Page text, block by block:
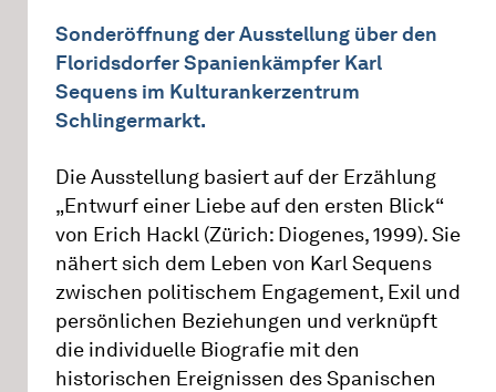
Sonderöffnung der Ausstellung über den
Floridsdorfer Spanienkämpfer Karl
Sequens im Kulturankerzentrum
Schlingermarkt.
Die Ausstellung basiert auf der Erzählung
„Entwurf einer Liebe auf den ersten Blick“
von Erich Hackl (Zürich: Diogenes, 1999). Sie
nähert sich dem Leben von Karl Sequens
zwischen politischem Engagement, Exil und
persönlichen Beziehungen und verknüpft
die individuelle Biografie mit den
historischen Ereignissen des Spanischen